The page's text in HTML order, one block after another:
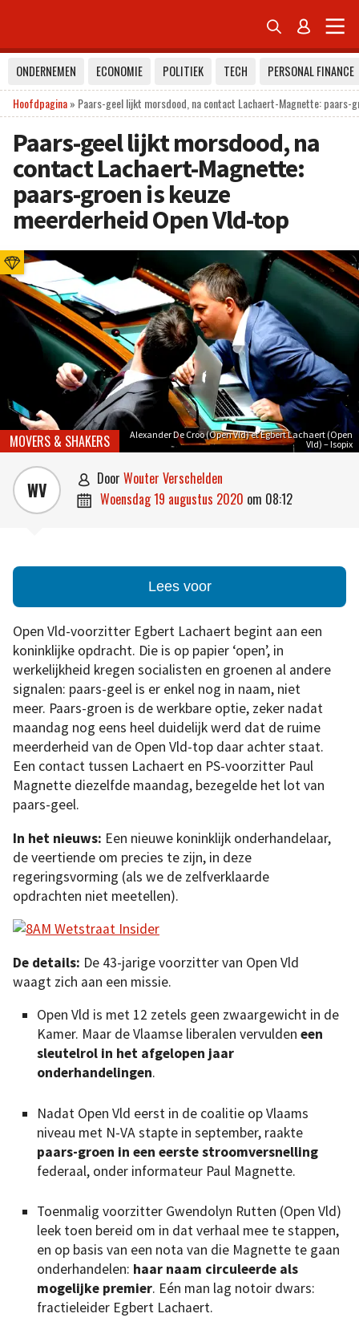
 
ONDERNEMEN ECONOMIE POLITIEK TECH
PERSONAL FINANCE
Hoofdpagina» Paars-geel lijkt morsdood, na contact Lachaert-Magnette: paars-
Paars-geel lijkt morsdood, na
contact Lachaert-Magnette:
paars-groen is keuze
meerderheid Open Vld-top
Alexander De Croo (Open Vld) et Egbert Lachaert (Open
Vld) – Isopix
MOVERS & SHAKERS
WV  door Wouter Verschelden
 woensdag 19 augustus 2020 om 08:12
Lees voor
Open Vld-voorzitter Egbert Lachaert begint aan een
koninklijke opdracht. Die is op papier ‘open’, in
werkelijkheid kregen socialisten en groenen al andere
signalen: paars-geel is er enkel nog in naam, niet
meer. Paars-groen is de werkbare optie, zeker nadat
maandag nog eens heel duidelijk werd dat de ruime
meerderheid van de Open Vld-top daar achter staat.
Een contact tussen Lachaert en PS-voorzitter Paul
Magnette diezelfde maandag, bezegelde het lot van
paars-geel.
In het nieuws: Een nieuwe koninklijk onderhandelaar,
de veertiende om precies te zijn, in deze
regeringsvorming (als we de zelfverklaarde
opdrachten niet meetellen).
De details: De 43-jarige voorzitter van Open Vld
waagt zich aan een missie.
Open Vld is met 12 zetels geen zwaargewicht in de
Kamer. Maar de Vlaamse liberalen vervulden een
sleutelrol in het afgelopen jaar
onderhandelingen.
Nadat Open Vld eerst in de coalitie op Vlaams
niveau met N-VA stapte in september, raakte
paars-groen in een eerste stroomversnelling
federaal, onder informateur Paul Magnette.
Toenmalig voorzitter Gwendolyn Rutten (Open Vld)
leek toen bereid om in dat verhaal mee te stappen,
en op basis van een nota van die Magnette te gaan
onderhandelen: haar naam circuleerde als
mogelijke premier. Eén man lag notoir dwars:
fractieleider Egbert Lachaert.